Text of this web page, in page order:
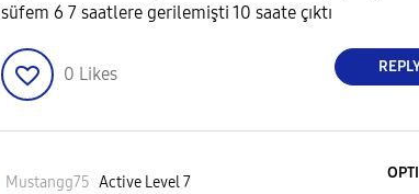
süfem 6 7 saatlere gerilemişti 10 saate çıktı
0 Likes
Mustangg75 Active Level 7